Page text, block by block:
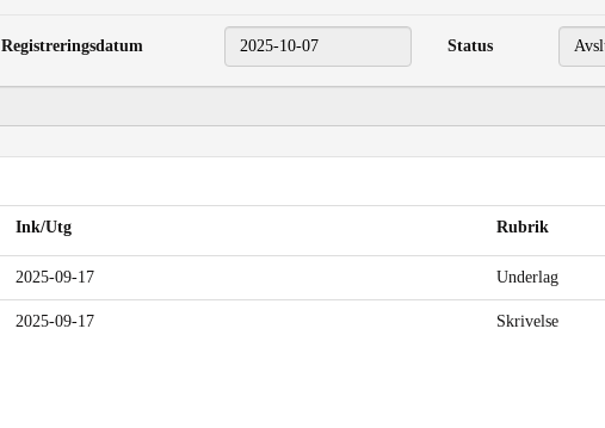
Registreringsdatum 2025-10-07 Status
Ink/Utg Rubrik
2025-09-17 Underlag
2025-09-17 Skrivelse